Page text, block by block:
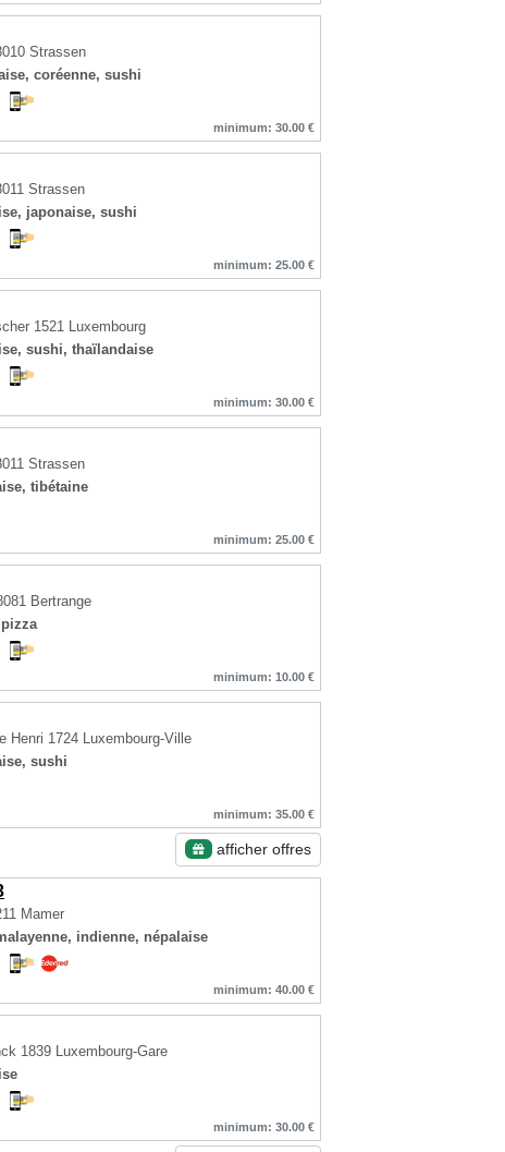
Strassen
coréenne, sushi
minimum: 30.00 €
Strassen
japonaise, sushi
minimum: 25.00 €
1521 Luxembourg
sushi, thaïlandaise
minimum: 30.00 €
Strassen
tibétaine
minimum: 25.00 €
Bertrange
minimum: 10.00 €
Henri 1724 Luxembourg-Ville
sushi
minimum: 35.00 €
afficher offres
Mamer
indienne, népalaise
minimum: 40.00 €
1839 Luxembourg-Gare
minimum: 30.00 €